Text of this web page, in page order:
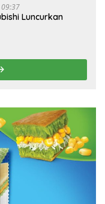
Luncurkan